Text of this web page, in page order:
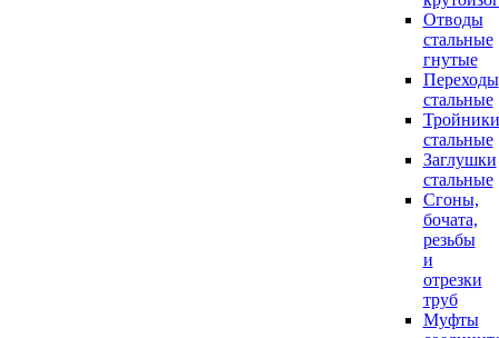
Отводы
стальные
гнутые
Переходы
стальные
Тройники
стальные
Заглушки
стальные
Сгоны,
бочата,
резьбы
и
отрезки
труб
Муфты